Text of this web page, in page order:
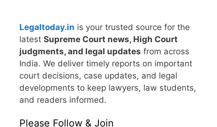
Legaltoday.in is your trusted source for the
latest Supreme Court news, High Court
judgments, and legal updates from across
India. We deliver timely reports on important
court decisions, case updates, and legal
developments to keep lawyers, law students,
and readers informed.
Please Follow & Join